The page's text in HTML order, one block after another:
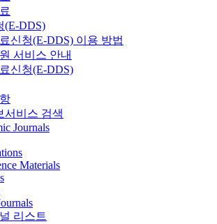
(E-DDS)
신청(E-DDS) 이용 방법
서비스 안내
신청(E-DDS)
서비스 검색
Journals
Materials
리스트